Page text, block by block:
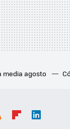
media agosto